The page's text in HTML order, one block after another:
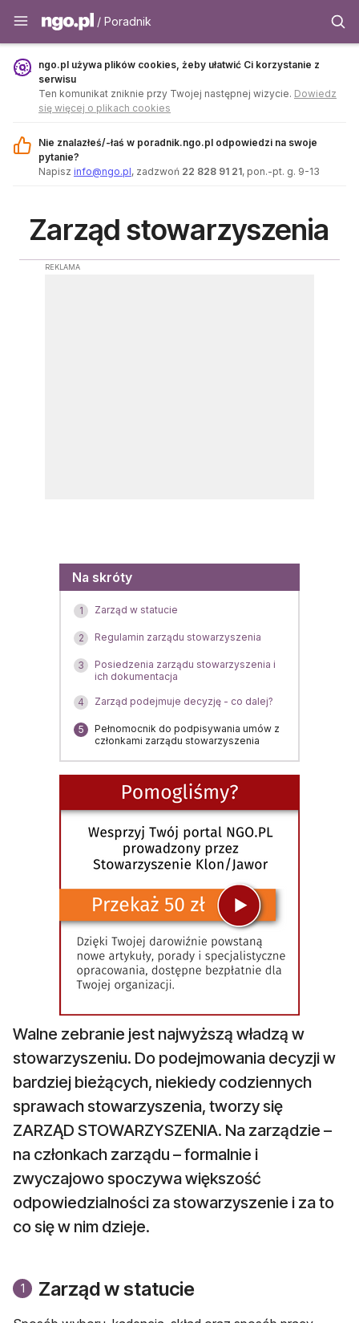
Poradnik - ngo.pl
/ Poradnik
ngo.pl używa plików cookies, żeby ułatwić Ci korzystanie z
serwisu
Ten komunikat zniknie przy Twojej następnej wizycie. Dowiedz
się więcej o plikach cookies
Nie znalazłeś/-łaś w poradnik.ngo.pl odpowiedzi na swoje
pytanie?
Napisz info@ngo.pl, zadzwoń 22 828 91 21, pon.-pt. g. 9-13
Zarząd stowarzyszenia
REKLAMA
Menu
Na skróty
1 Zarząd w statucie
2 Regulamin zarządu stowarzyszenia
3
Posiedzenia zarządu stowarzyszenia i
ich dokumentacja
4 Zarząd podejmuje decyzję - co dalej?
5
Pełnomocnik do podpisywania umów z
członkami zarządu stowarzyszenia
Walne zebranie jest najwyższą władzą w
stowarzyszeniu. Do podejmowania decyzji w
bardziej bieżących, niekiedy codziennych
sprawach stowarzyszenia, tworzy się
ZARZĄD STOWARZYSZENIA. Na zarządzie –
na członkach zarządu – formalnie i
zwyczajowo spoczywa większość
odpowiedzialności za stowarzyszenie i za to
co się w nim dzieje.
1 Zarząd w statucie